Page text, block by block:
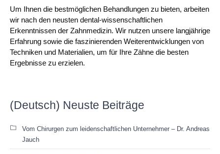
Um Ihnen die bestmöglichen Behandlungen zu bieten, arbeiten
wir nach den neusten dental-wissenschaftlichen
Erkenntnissen der Zahnmedizin. Wir nutzen unsere langjährige
Erfahrung sowie die faszinierenden Weiterentwicklungen von
Techniken und Materialien, um für Ihre Zähne die besten
Ergebnisse zu erzielen.
(Deutsch) Neuste Beiträge
Vom Chirurgen zum leidenschaftlichen Unternehmer – Dr. Andreas
Jauch